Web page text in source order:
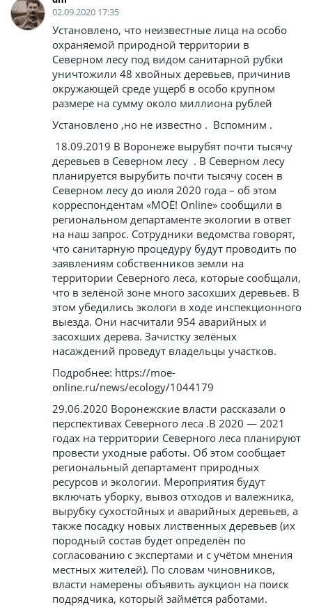
02.09.2020 17:35
Установлено, что неизвестные лица на особо
охраняемой природной территории в
Северном лесу под видом санитарной рубки
уничтожили 48 хвойных деревьев, причинив
окружающей среде ущерб в особо крупном
размере на сумму около миллиона рублей
Установлено ,но не известно . Вспомним .
18.09.2019 В Воронеже вырубят почти тысячу
деревьев в Северном лесу . В Северном лесу
планируется вырубить почти тысячу сосен в
Северном лесу до июля 2020 года – об этом
корреспондентам «МОЁ! Online» сообщили в
региональном департаменте экологии в ответ
на наш запрос. Сотрудники ведомства говорят,
что санитарную процедуру будут проводить по
заявлениям собственников земли на
территории Северного леса, которые сообщали,
что в зелёной зоне много засохших деревьев. В
этом убедились экологи в ходе инспекционного
выезда. Они насчитали 954 аварийных и
засохших дерева. Зачистку зелёных
насаждений проведут владельцы участков.
Подробнее: https://moe-
online.ru/news/ecology/1044179
29.06.2020 Воронежские власти рассказали о
перспективах Северного леса .В 2020 — 2021
годах на территории Северного леса планируют
провести уходные работы. Об этом сообщает
региональный департамент природных
ресурсов и экологии. Мероприятия будут
включать уборку, вывоз отходов и валежника,
вырубку сухостойных и аварийных деревьев, а
также посадку новых лиственных деревьев (их
породный состав будет определён по
согласованию с экспертами и с учётом мнения
местных жителей). По словам чиновников,
власти намерены объявить аукцион на поиск
подрядчика, который займётся работами.